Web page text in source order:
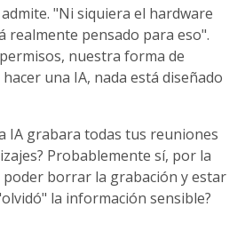
"Ni siquiera el hardware
realmente pensado para eso".
nuestra forma de
una IA, nada está diseñado
IA grabara todas tus reuniones
Probablemente sí, por la
poder borrar la grabación y estar
la información sensible?